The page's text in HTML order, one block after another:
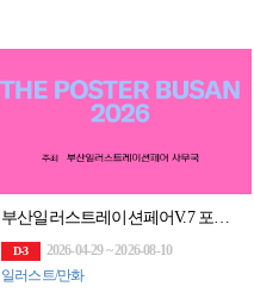
부산일러스트레이션페어V.7 포스터 공모전 [THE POSTER BUSAN 2026]
D-3
2026-04-29 ~ 2026-08-10
일러스트/만화